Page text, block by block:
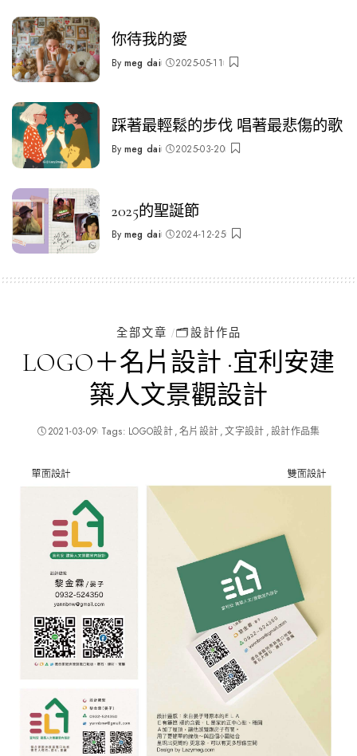
你待我的愛
Posted
By meg dai 2025-05-11
踩著最輕鬆的步伐 唱著最悲傷的歌
Posted
By meg dai 2025-03-20
2025的聖誕節
Posted
By meg dai 2024-12-25
全部文章 🗂️設計作品
LOGO＋名片設計 ·宜利安建
築人文景觀設計
2021-03-09 Tags: LOGO設計 名片設計 文字設計 設計作品集